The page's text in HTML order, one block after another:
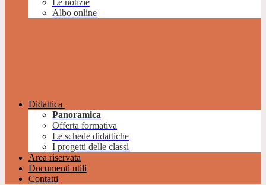
Le notizie
Albo online
Didattica
Panoramica
Offerta formativa
Le schede didattiche
I progetti delle classi
Area riservata
Documenti utili
Contatti